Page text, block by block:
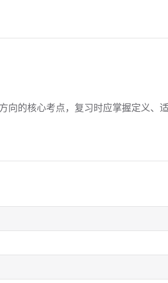
向的核心考点，复习时应掌握定义、